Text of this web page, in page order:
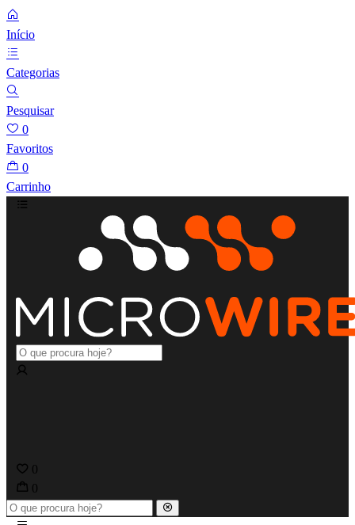
Início
Categorias
Pesquisar
0
Favoritos
0
Carrinho
0
0